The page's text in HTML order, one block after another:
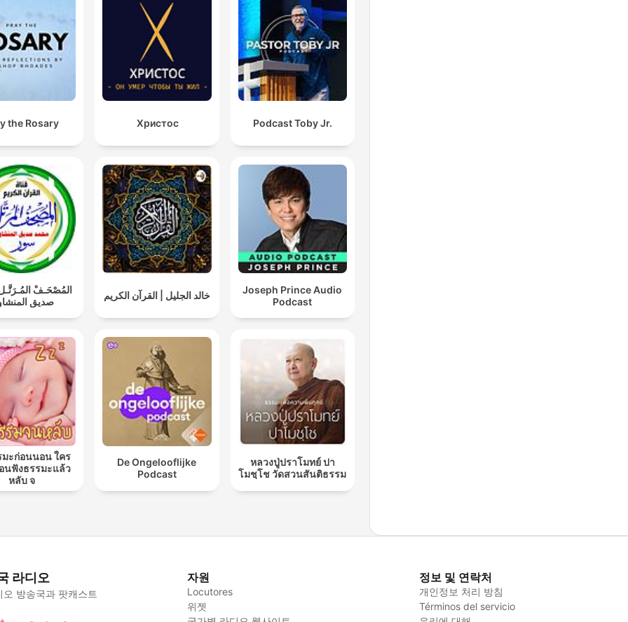
the Rosary Христос Podcast Toby Jr.
المُصْحَـفْ
صديق
خالد الجليل | القرآن الكريم
Joseph Prince Audio
Podcast
ะก่อนนอน ใคร
นฟังธรรมะแล้ว
หลับ จ
De Ongelooflijke
Podcast
หลวงปู่ปราโมทย์ ปา
โมชฺโช วัดสวนสันติธรรม
라디오
오 방송국과 팟캐스트
자원
Locutores
위젯
정보 및 연락처
개인정보 처리 방침
Términos del servicio